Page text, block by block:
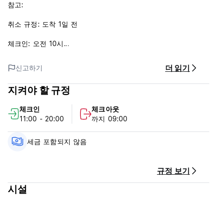
참고:
취소 규정: 도착 1일 전
체크인: 오전 10시
도착 후 결제 방법: 현금만 가능!
아침 식사가 포함되어 있습니다.
보트를 타고 섬에 도착할 경우 부과되는 입국세가 있습니다.
관광객을 위한 US $ 5.00
에콰도르인의 경우 US $ 2.00 (Auto-translated from original
신고하기 더 읽기
지켜야 할 규정
체크인
11:00 - 20:00
체크아웃
까지 09:00
세금 포함되지 않음
규정 보기
시설